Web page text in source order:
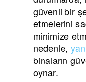
güvenli bir
etmelerini
minimize
nedenle,
binaların
oynar.